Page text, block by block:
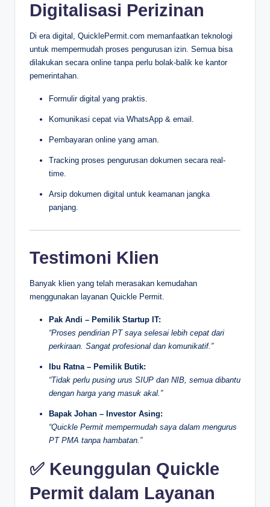
Digitalisasi Perizinan
Di era digital, QuicklePermit.com memanfaatkan teknologi
untuk mempermudah proses pengurusan izin. Semua bisa
dilakukan secara online tanpa perlu bolak-balik ke kantor
pemerintahan.
Formulir digital yang praktis.
Komunikasi cepat via WhatsApp & email.
Pembayaran online yang aman.
Tracking proses pengurusan dokumen secara real-
time.
Arsip dokumen digital untuk keamanan jangka
panjang.
Testimoni Klien
Banyak klien yang telah merasakan kemudahan
menggunakan layanan Quickle Permit.
Pak Andi – Pemilik Startup IT:
“Proses pendirian PT saya selesai lebih cepat dari
perkiraan. Sangat profesional dan komunikatif.”
Ibu Ratna – Pemilik Butik:
“Tidak perlu pusing urus SIUP dan NIB, semua dibantu
dengan harga yang masuk akal.”
Bapak Johan – Investor Asing:
“Quickle Permit mempermudah saya dalam mengurus
PT PMA tanpa hambatan.”
✅ Keunggulan Quickle
Permit dalam Layanan